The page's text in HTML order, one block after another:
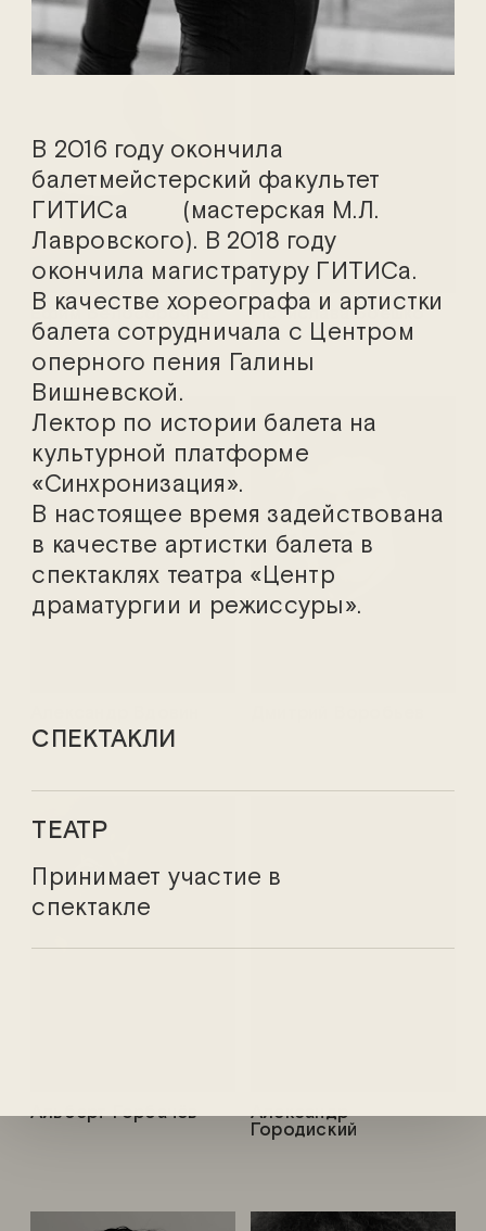
Ефим Белосорочка
Альберт Горбачёв Александр
Городиский
Мстислава Боешко
В 2016 году окончила
балетмейстерский факультет
ГИТИСа (мастерская М.Л.
Лавровского). В 2018 году
окончила магистратуру ГИТИСа.
В качестве хореографа и артистки
балета сотрудничала с Центром
оперного пения Галины
Вишневской.
Лектор по истории балета на
культурной платформе
«Синхронизация».
В настоящее время задействована
в качестве артистки балета в
спектаклях театра «Центр
драматургии и режиссуры».
СПЕКТАКЛИ
ТЕАТР
Принимает участие в
спектакле